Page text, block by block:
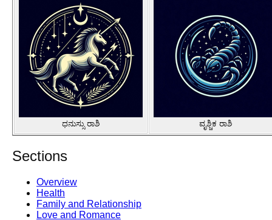
ಧನುಸ್ಸು ರಾಶಿ ವೃಶ್ಚಿಕ ರಾಶಿ
Sections
Overview
Health
Family and Relationship
Love and Romance